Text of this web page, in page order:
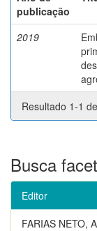
publicação
2019
Resultado 1-1
Busca
Editor
FARIAS NETO,